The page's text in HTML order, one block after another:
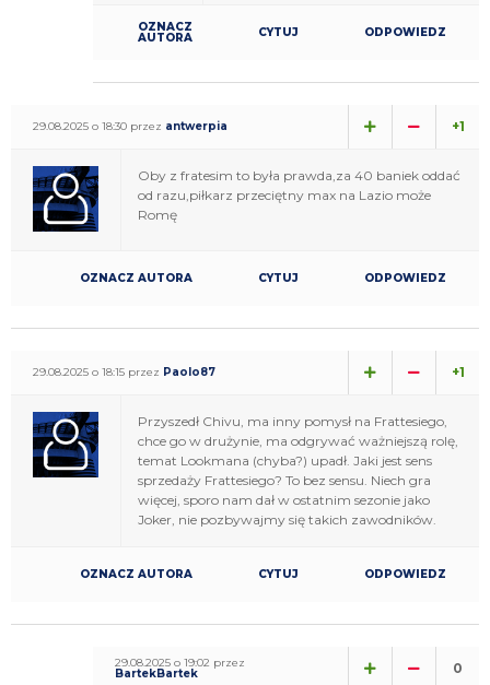
OZNACZ
AUTORA CYTUJ ODPOWIEDZ
29.08.2025 o 18:30 przez antwerpia +1
Oby z fratesim to była prawda,za 40 baniek oddać
od razu,piłkarz przeciętny max na Lazio może
Romę
OZNACZ AUTORA CYTUJ ODPOWIEDZ
29.08.2025 o 18:15 przez Paolo87 +1
Przyszedł Chivu, ma inny pomysł na Frattesiego,
chce go w drużynie, ma odgrywać ważniejszą rolę,
temat Lookmana (chyba?) upadł. Jaki jest sens
sprzedaży Frattesiego? To bez sensu. Niech gra
więcej, sporo nam dał w ostatnim sezonie jako
Joker, nie pozbywajmy się takich zawodników.
OZNACZ AUTORA CYTUJ ODPOWIEDZ
29.08.2025 o 19:02 przez
BartekBartek 0